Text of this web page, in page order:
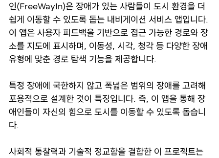
인(FreeWayIn)은 장애가 있는 사람들이 도시 환경을 더
쉽게 이동할 수 있도록 돕는 내비게이션 서비스 앱입니다.
이 앱은 사용자 피드백을 기반으로 접근 가능한 경로와 장
소를 지도에 표시하며, 이동성, 시각, 청각 등 다양한 장애
유형에 맞춘 경로 탐색 기능을 제공합니다.
특정 장애에 국한하지 않고 폭넓은 범위의 장애를 고려해
포용적으로 설계한 것이 특징입니다. 즉, 이 앱을 통해 장
애인들이 자신의 힘으로 도시를 이동할 수 있도록 돕습니
다.
사회적 통찰력과 기술적 정교함을 결합한 이 프로젝트는